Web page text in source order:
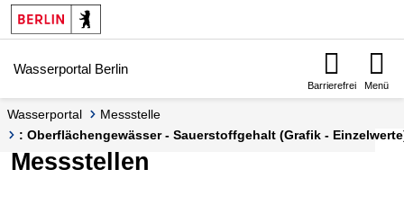
Springe zur Navigation
Springe zum Inhalt
Wasserportal Berlin
Barrierefrei Menü
Wasserportal
Messstelle
: Oberflächengewässer - Sauerstoffgehalt (Grafik -
Messstellen